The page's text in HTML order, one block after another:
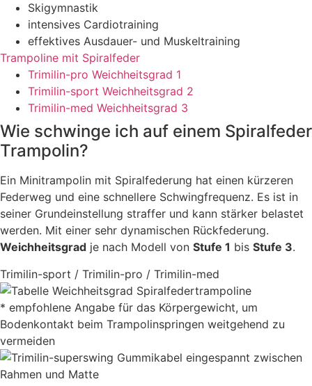
Skigymnastik
intensives Cardiotraining
effektives Ausdauer- und Muskeltraining
Trampoline mit Spiralfeder
Trimilin-pro Weichheitsgrad 1
Trimilin-sport Weichheitsgrad 2
Trimilin-med Weichheitsgrad 3
Wie schwinge ich auf einem Spiralfeder
Trampolin?
Ein Minitrampolin mit Spiralfederung hat einen kürzeren
Federweg und eine schnellere Schwingfrequenz. Es ist in
seiner Grundeinstellung straffer und kann stärker belastet
werden. Mit einer sehr dynamischen Rückfederung.
Weichheitsgrad je nach Modell von Stufe 1 bis Stufe 3.
Trimilin-sport / Trimilin-pro / Trimilin-med
* empfohlene Angabe für das Körpergewicht, um
Bodenkontakt beim Trampolinspringen weitgehend zu
vermeiden